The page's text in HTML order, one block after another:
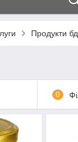
Продукти
0